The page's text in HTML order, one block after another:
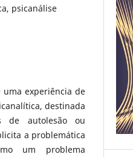
psicanálise
experiência de
destinada
de autolesão ou
a problemática
um problema